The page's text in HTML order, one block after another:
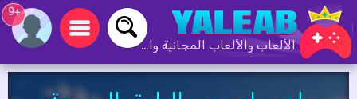
الألعاب والألعاب المجانية والألعاب عبر الإنترنت
+9